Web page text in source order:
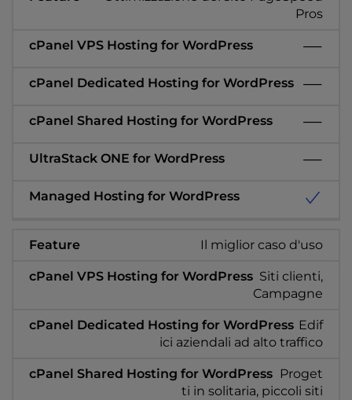
Pros
Il miglior caso d'uso
Siti clienti,
Campagne
Edif
ici aziendali ad alto traffico
Proget
ti in solitaria, piccoli siti